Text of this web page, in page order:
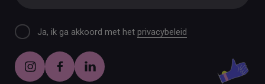
Ja, ik ga akkoord met hetprivacybeleid